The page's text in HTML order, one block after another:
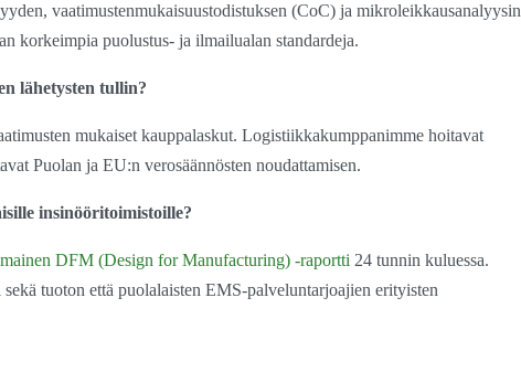
vaatimustenmukaisuustodistuksen (CoC) ja mikroleikkausanalyysin
korkeimpia puolustus- ja ilmailualan standardeja.
lähetysten tullin?
mukaiset kauppalaskut. Logistiikkakumppanimme hoitavat
Puolan ja EU:n verosäännösten noudattamisen.
insinööritoimistoille?
DFM (Design for Manufacturing) -raportti 24 tunnin kuluessa.
tuoton että puolalaisten EMS-palveluntarjoajien erityisten